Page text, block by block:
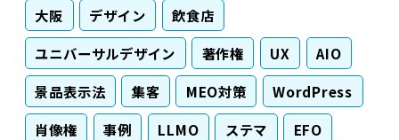
大阪
デザイン
飲食店
ユニバーサルデザイン
著作権 UX
AIO
景品表示法
集客 MEO対策
WordPress
肖像権
事例 LLMO ステマ
EFO